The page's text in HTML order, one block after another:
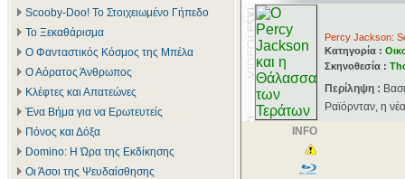
Scooby-Doo! Το Στοιχειωμένο Γήπεδο
Το Ξεκαθάρισμα
Ο Φανταστικός Κόσμος της Μπέλα
Ο Αόρατος Άνθρωπος
Κλέφτες και Απατεώνες
Ένα Βήμα για να Ερωτευτείς
Πόνος και Δόξα
Domino: Η Ώρα της Εκδίκησης
Οι Άσοι της Ψευδαίσθησης
Percy Jackson:
Κατηγορία :
Σκηνοθεσία :
Περίληψη :
Ραϊόρνταν, η
INFO